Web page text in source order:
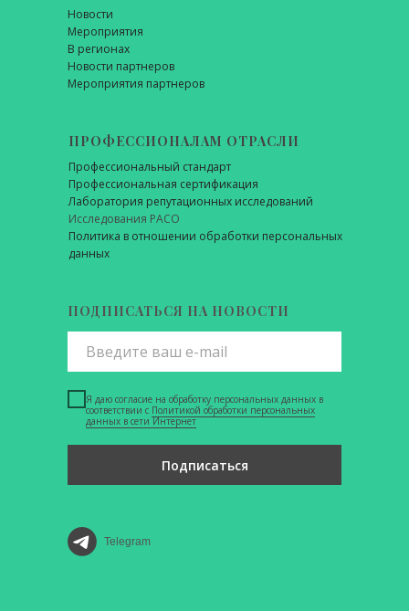
Новости
Мероприятия
В регионах
Новости партнеров
Мероприятия партнеров
ПРОФЕССИОНАЛАМ ОТРАСЛИ
Профессиональный стандарт
Профессиональная сертификация
Лаборатория репутационных исследований
Исследования РАСО
Политика в отношении обработки персональных
данных
Я даю согласие на обработку персональных данных в
соответствии с Политикой обработки персональных
данных в сети Интернет
Подписаться
Telegram
ПОДПИСАТЬСЯ НА НОВОСТИ